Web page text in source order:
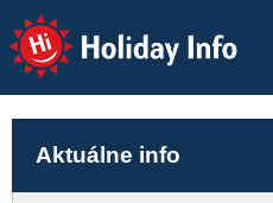
Holiday Info
Aktuálne info